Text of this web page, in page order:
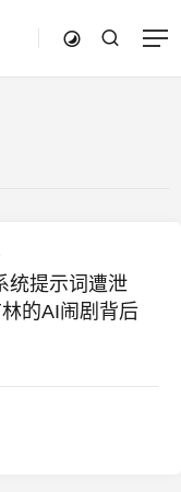
统提示词遭泄
的AI闹剧背后